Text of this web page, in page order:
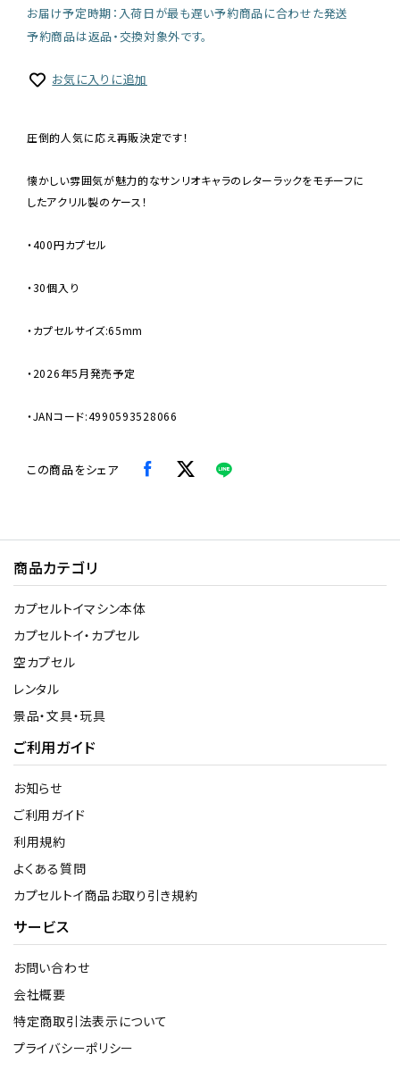
お届け予定時期：入荷日が最も遅い予約商品に合わせた発送
予約商品は返品・交換対象外です。
お気に入りに追加
圧倒的人気に応え再販決定です！
懐かしい雰囲気が魅力的なサンリオキャラのレターラックをモチーフに
したアクリル製のケース！
・400円カプセル
・30個入り
・カプセルサイズ:65mm
・2026年5月発売予定
・JANコード:4990593528066
この商品をシェア
商品カテゴリ
カプセルトイマシン本体
カプセルトイ・カプセル
空カプセル
レンタル
景品・文具・玩具
ご利用ガイド
お知らせ
ご利用ガイド
利用規約
よくある質問
カプセルトイ商品お取り引き規約
サービス
お問い合わせ
会社概要
特定商取引法表示について
プライバシーポリシー